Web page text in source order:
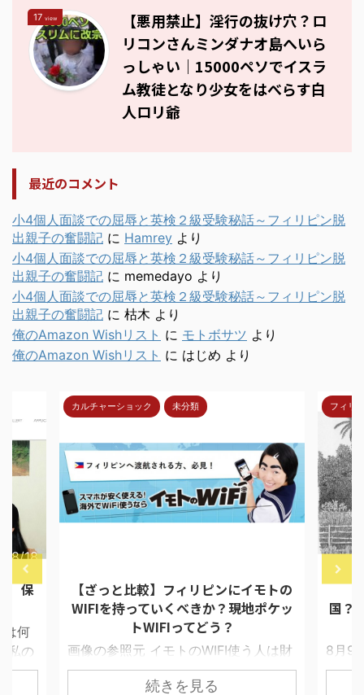
17 view
【悪用禁止】淫行の抜け穴？ロ
リコンさんミンダナオ島へいら
っしゃい｜15000ペソでイスラ
ム教徒となり少女をはべらす白
人ロリ爺
最近のコメント
小4個人面談での屈辱と英検２級受験秘話～フィリピン脱
出親子の奮闘記 に Hamrey より
小4個人面談での屈辱と英検２級受験秘話～フィリピン脱
出親子の奮闘記 に memedayo より
小4個人面談での屈辱と英検２級受験秘話～フィリピン脱
出親子の奮闘記 に 枯木 より
俺のAmazon Wishリスト に モトボサツ より
俺のAmazon Wishリスト に はじめ より
8/18
保
は何
私の
ド選
カルチャーショック 未分類
【ざっと比較】フィリピンにイモトの
WIFIを持っていくべきか？現地ポケッ
トWIFIってどう？
画像の参照元 イモトのWIFI使う人は財
布に余裕がある セブで留学生と接触す
ると必ず聞くことにしている質問があ
続きを見る
フィリ
【
国？
8月9
ムが